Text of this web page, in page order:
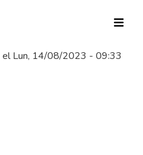
elLun, 14/08/2023 - 09:33